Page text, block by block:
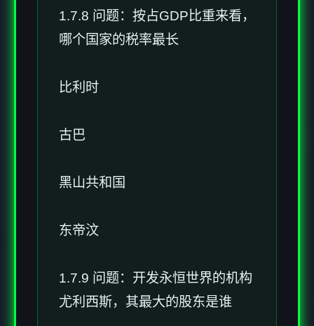
1.7.8 问题：按占GDP比重来看，
哪个国家的税率最长
比利时
古巴
黑山共和国
东帝汶
1.7.9 问题：开发永恒世界的机构
尤利西斯，其最大的股东是谁